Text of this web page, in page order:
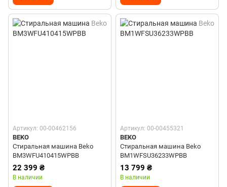
Артикул: 00-00462156
BEKO
Стиральная машина Beko
BM3WFU410415WPBB
22 399 ₴
В наличии
Артикул: 00-00455321
BEKO
Стиральная машина Beko
BM1WFSU36233WPBB
13 799 ₴
В наличии